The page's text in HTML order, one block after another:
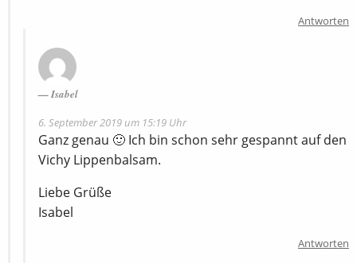
Antworten
Isabel
6. September 2019 um 15:19 Uhr
Ganz genau 🙂 Ich bin schon sehr gespannt auf den
Vichy Lippenbalsam.
Liebe Grüße
Isabel
Antworten